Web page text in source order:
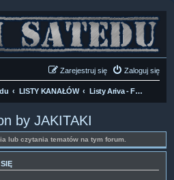
Zaloguj się
Zarejestruj się
LISTY KANAŁÓW Listy Ariva - Ferguson by JAKITAKI
by JAKITAKI
lub czytania tematów na tym forum.